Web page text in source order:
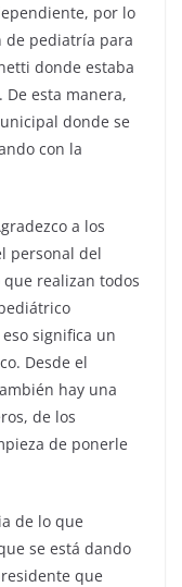
por lo
de pediatría para
donde estaba
esta manera,
donde se
con la
a los
personal del
realizan todos
significa un
Desde el
hay una
de los
de ponerle
de lo que
se está dando
que